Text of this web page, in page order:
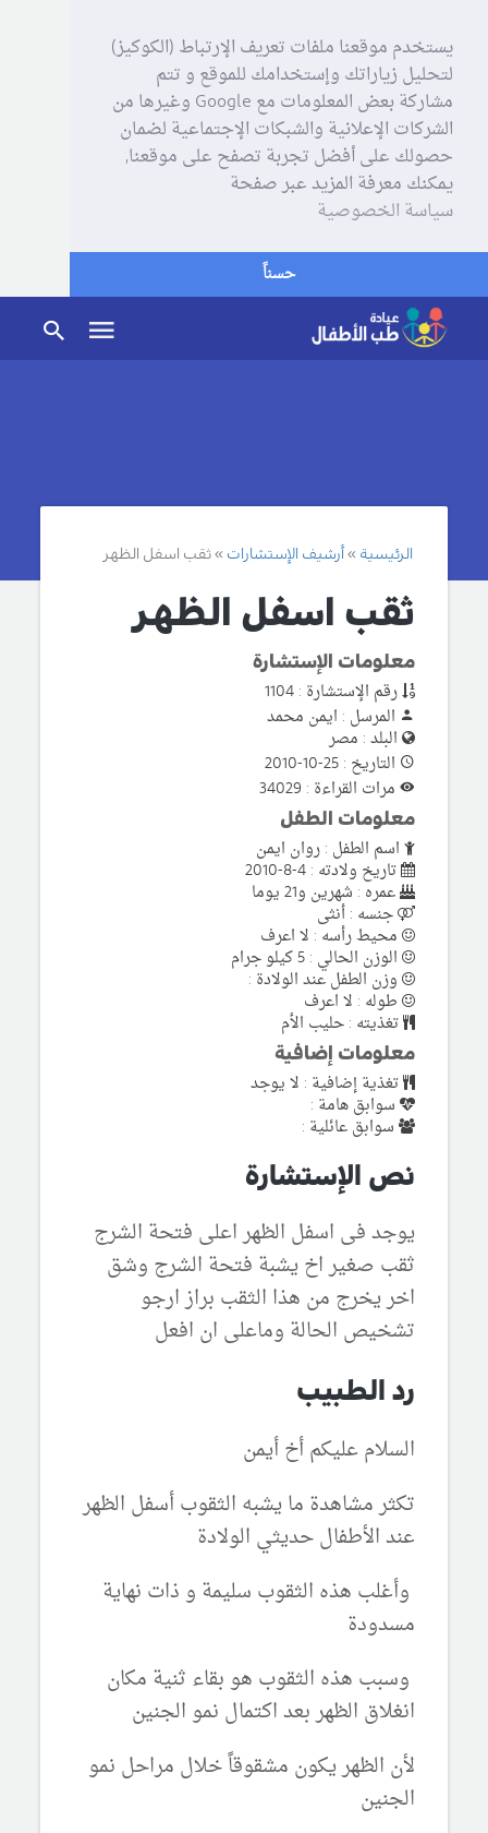
يستخدم موقعنا ملفات تعريف الإرتباط (الكوكيز)
لتحليل زياراتك وإستخدامك للموقع و تتم
مشاركة بعض المعلومات مع Google وغيرها من
الشركات الإعلانية والشبكات الإجتماعية لضمان
حصولك على أفضل تجربة تصفح على موقعنا,
يمكنك معرفة المزيد عبر صفحة
سياسة الخصوصية
حسناً
الرئيسية أرشيف الإستشارات ثقب اسفل الظهر
ثقب اسفل الظهر
معلومات الإستشارة
رقم الإستشارة : 1104
المرسل : ايمن محمد
البلد : مصر
التاريخ : 25-10-2010
مرات القراءة : 34029
معلومات الطفل
اسم الطفل : روان ايمن
تاريخ ولادته : 4-8-2010
عمره : شهرين و21 يوما
جنسه : أنثى
محيط رأسه : لا اعرف
الوزن الحالي : 5 كيلو جرام
وزن الطفل عند الولادة :
طوله : لا اعرف
تغذيته : حليب الأم
معلومات إضافية
تغذية إضافية : لا يوجد
سوابق هامة :
سوابق عائلية :
نص الإستشارة
يوجد فى اسفل الظهر اعلى فتحة الشرج
ثقب صغير اخ يشبة فتحة الشرج وشق
اخر يخرج من هذا الثقب براز ارجو
تشخيص الحالة وماعلى ان افعل
رد الطبيب
السلام عليكم أخ أيمن
تكثر مشاهدة ما يشبه الثقوب أسفل الظهر
عند الأطفال حديثي الولادة
وأغلب هذه الثقوب سليمة و ذات نهاية
مسدودة
وسبب هذه الثقوب هو بقاء ثنية مكان
انغلاق الظهر بعد اكتمال نمو الجنين
لأن الظهر يكون مشقوقاً خلال مراحل نمو
الجنين